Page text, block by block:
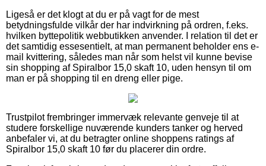
Ligeså er det klogt at du er på vagt for de mest
betydningsfulde vilkår der har indvirkning på ordren, f.eks.
hvilken byttepolitik webbutikken anvender. I relation til det er
det samtidig essesentielt, at man permanent beholder ens e-
mail kvittering, således man når som helst vil kunne bevise
sin shopping af Spiralbor 15,0 skaft 10, uden hensyn til om
man er på shopping til en dreng eller pige.
Trustpilot frembringer immervæk relevante genveje til at
studere forskellige nuværende kunders tanker og herved
anbefaler vi, at du betragter online shoppens ratings af
Spiralbor 15,0 skaft 10 før du placerer din ordre.